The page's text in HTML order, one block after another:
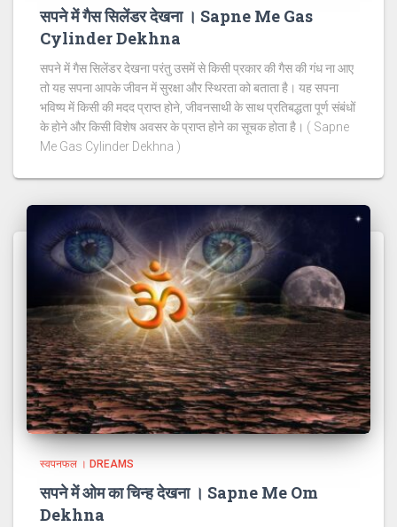
सपने में गैस सिलेंडर देखना । Sapne Me Gas
Cylinder Dekhna
सपने में गैस सिलेंडर देखना परंतु उसमें से किसी प्रकार की गैस की गंध ना आए
तो यह सपना आपके जीवन में सुरक्षा और स्थिरता को बताता है। यह सपना
भविष्य में किसी की मदद प्राप्त होने, जीवनसाथी के साथ प्रतिबद्धता पूर्ण संबंधों
के होने और किसी विशेष अवसर के प्राप्त होने का सूचक होता है। ( Sapne
Me Gas Cylinder Dekhna )
स्वपनफल । DREAMS
सपने में ओम का चिन्ह देखना । Sapne Me Om
Dekhna